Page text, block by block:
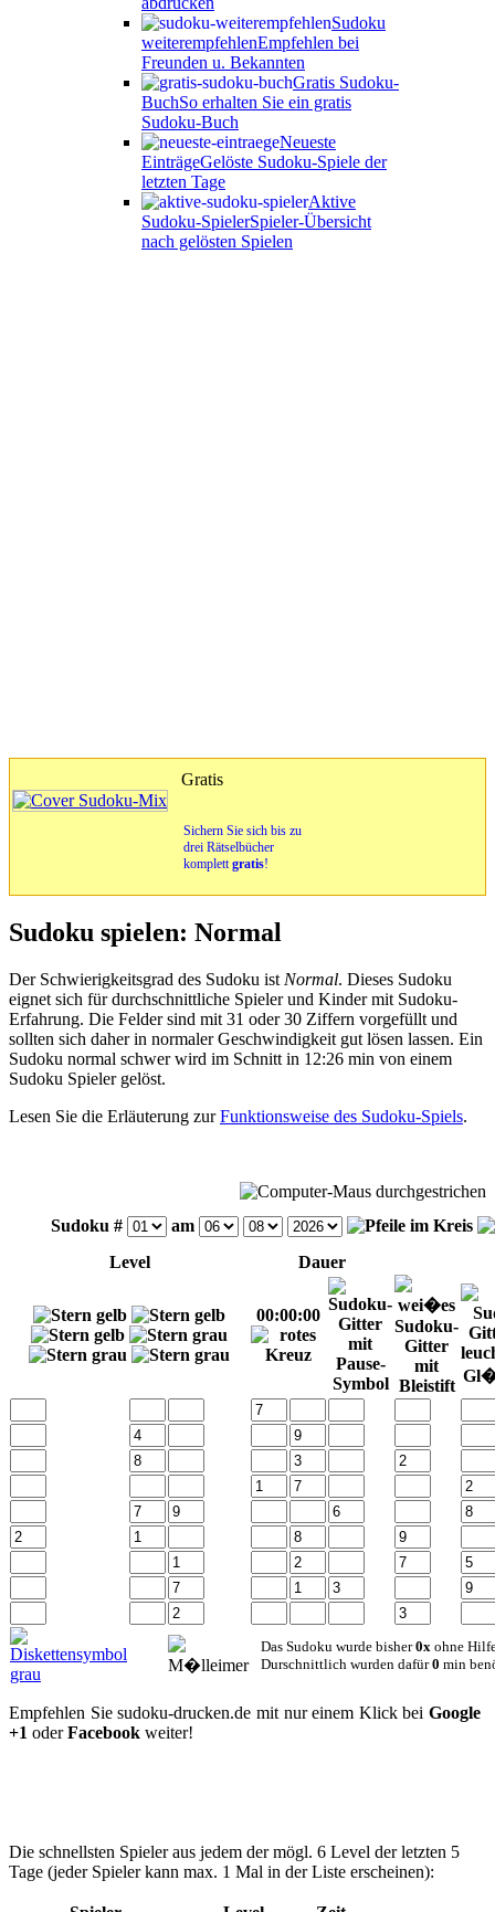
Sudoku
weiterempfehlenEmpfehlen bei
Freunden u. Bekannten
Gratis Sudoku-
BuchSo erhalten Sie ein gratis
Sudoku-Buch
Neueste
EinträgeGelöste Sudoku-Spiele der
letzten Tage
Aktive
Sudoku-SpielerSpieler-Übersicht
nach gelösten Spielen
Gratis
Sichern Sie sich bis zu
drei Rätselbücher
komplettgratis!
Sudoku spielen: Normal
Der Schwierigkeitsgrad des Sudoku ist Normal. Dieses Sudoku
eignet sich für durchschnittliche Spieler und Kinder mit Sudoku-
Erfahrung. Die Felder sind mit 31 oder 30 Ziffern vorgefüllt und
sollten sich daher in normaler Geschwindigkeit gut lösen lassen. Ein
Sudoku normal schwer wird im Schnitt in 12:26 min von einem
Sudoku Spieler gelöst.
Lesen Sie die Erläuterung zurFunktionsweise des Sudoku-Spiels.
Sudoku #
am
Level
Dauer
00:00:00
Das Sudoku wurde bisher0x ohne
Durschnittlich wurden dafür0 min
Empfehlen Sie sudoku-drucken.de mit nur einem Klick bei Google
+1 oderFacebook weiter!
Die schnellsten Spieler aus jedem der mögl. 6 Level der letzten 5
Tage (jeder Spieler kann max. 1 Mal in der Liste erscheinen):